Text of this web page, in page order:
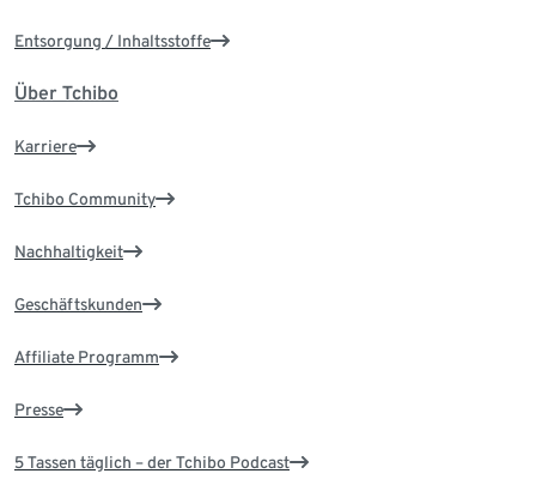
Entsorgung / Inhaltsstoffe
Über Tchibo
Karriere
Tchibo Community
Nachhaltigkeit
Geschäftskunden
Affiliate Programm
Presse
5 Tassen täglich – der Tchibo Podcast